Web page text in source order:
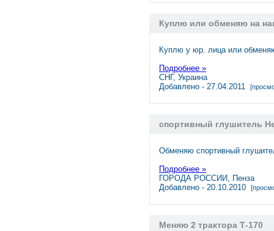
Куплю или обменяю на
Куплю у юр. лица или
Подробнее »
СНГ, Украина
Добавлено - 27.04.2011
спортивный глушитель
Обменяю спортивный
Подробнее »
ГОРОДА РОССИИ, Пенза
Добавлено - 20.10.2010
Меняю 2 трактора Т-170